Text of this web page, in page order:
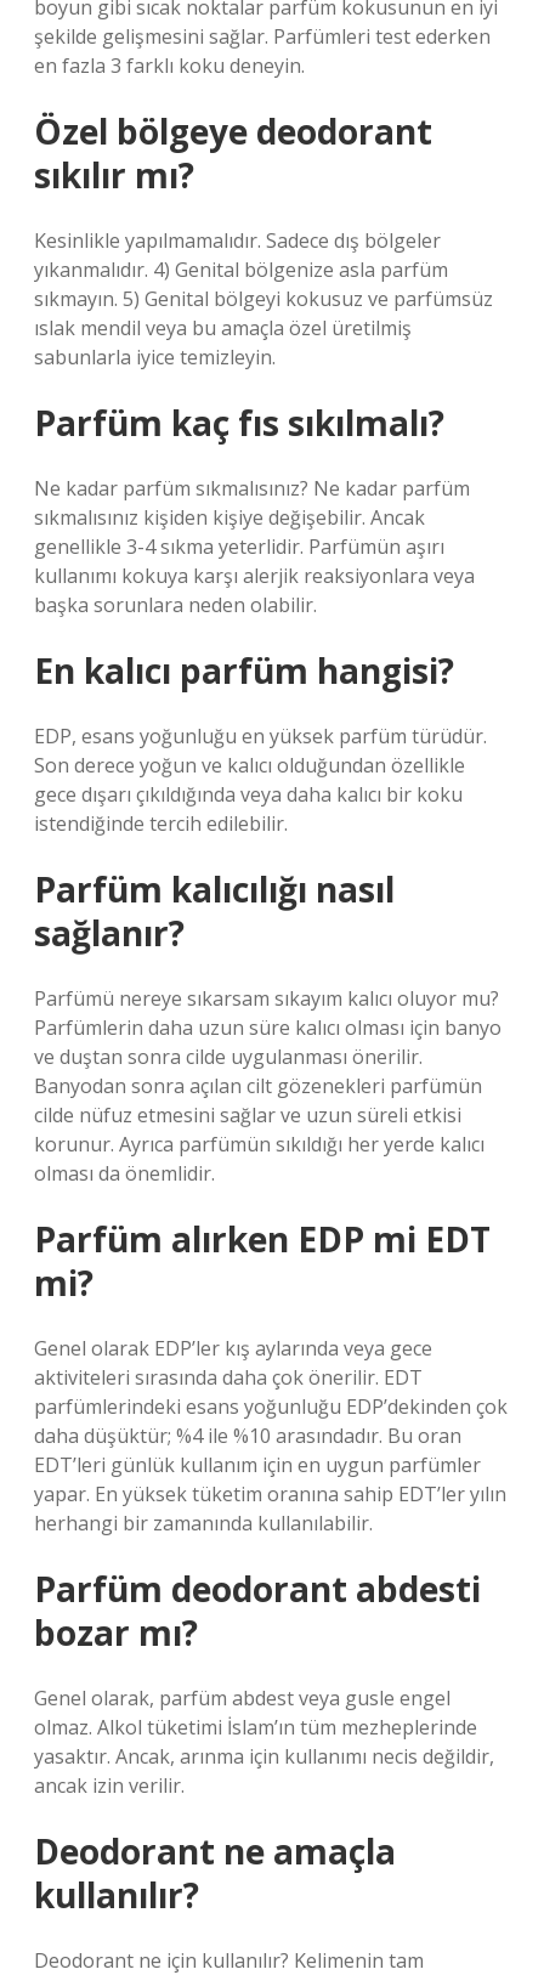
boyun gibi sıcak noktalar parfüm kokusunun en iyi
şekilde gelişmesini sağlar. Parfümleri test ederken
en fazla 3 farklı koku deneyin.
Özel bölgeye deodorant
sıkılır mı?
Kesinlikle yapılmamalıdır. Sadece dış bölgeler
yıkanmalıdır. 4) Genital bölgenize asla parfüm
sıkmayın. 5) Genital bölgeyi kokusuz ve parfümsüz
ıslak mendil veya bu amaçla özel üretilmiş
sabunlarla iyice temizleyin.
Parfüm kaç fıs sıkılmalı?
Ne kadar parfüm sıkmalısınız? Ne kadar parfüm
sıkmalısınız kişiden kişiye değişebilir. Ancak
genellikle 3-4 sıkma yeterlidir. Parfümün aşırı
kullanımı kokuya karşı alerjik reaksiyonlara veya
başka sorunlara neden olabilir.
En kalıcı parfüm hangisi?
EDP, esans yoğunluğu en yüksek parfüm türüdür.
Son derece yoğun ve kalıcı olduğundan özellikle
gece dışarı çıkıldığında veya daha kalıcı bir koku
istendiğinde tercih edilebilir.
Parfüm kalıcılığı nasıl
sağlanır?
Parfümü nereye sıkarsam sıkayım kalıcı oluyor mu?
Parfümlerin daha uzun süre kalıcı olması için banyo
ve duştan sonra cilde uygulanması önerilir.
Banyodan sonra açılan cilt gözenekleri parfümün
cilde nüfuz etmesini sağlar ve uzun süreli etkisi
korunur. Ayrıca parfümün sıkıldığı her yerde kalıcı
olması da önemlidir.
Parfüm alırken EDP mi EDT
mi?
Genel olarak EDP’ler kış aylarında veya gece
aktiviteleri sırasında daha çok önerilir. EDT
parfümlerindeki esans yoğunluğu EDP’dekinden çok
daha düşüktür; %4 ile %10 arasındadır. Bu oran
EDT’leri günlük kullanım için en uygun parfümler
yapar. En yüksek tüketim oranına sahip EDT’ler yılın
herhangi bir zamanında kullanılabilir.
Parfüm deodorant abdesti
bozar mı?
Genel olarak, parfüm abdest veya gusle engel
olmaz. Alkol tüketimi İslam’ın tüm mezheplerinde
yasaktır. Ancak, arınma için kullanımı necis değildir,
ancak izin verilir.
Deodorant ne amaçla
kullanılır?
Deodorant ne için kullanılır? Kelimenin tam